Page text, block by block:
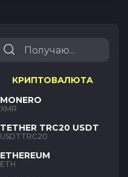
КРИПТОВАЛЮТА
MONERO
XMR
TETHER TRC20 USDT
USDTTRC20
ETHEREUM
ETH